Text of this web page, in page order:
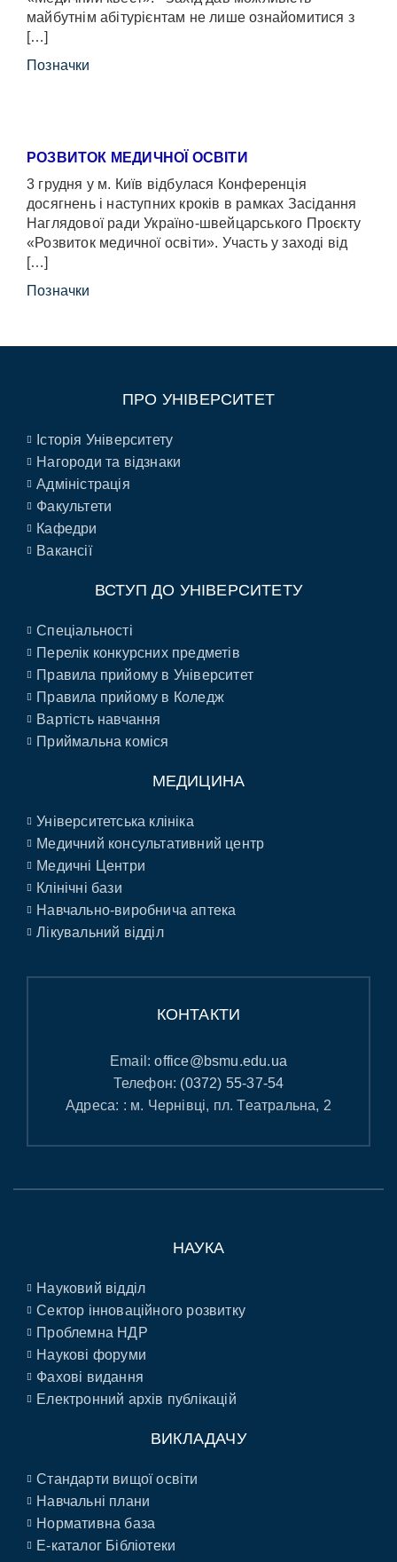
майбутнім абітурієнтам не лише ознайомитися з
[…]
Позначки
РОЗВИТОК МЕДИЧНОЇ ОСВІТИ
3 грудня у м. Київ відбулася Конференція
досягнень і наступних кроків в рамках Засідання
Наглядової ради Україно-швейцарського Проєкту
«Розвиток медичної освіти». Участь у заході від
[…]
Позначки
ПРО УНІВЕРСИТЕТ
Історія Університету
Нагороди та відзнаки
Адміністрація
Факультети
Кафедри
Вакансії
ВСТУП ДО УНІВЕРСИТЕТУ
Спеціальності
Перелік конкурсних предметів
Правила прийому в Університет
Правила прийому в Коледж
Вартість навчання
Приймальна коміся
МЕДИЦИНА
Університетська клініка
Медичний консультативний центр
Медичні Центри
Клінічні бази
Навчально-виробнича аптека
Лікувальний відділ
КОНТАКТИ
Email:office@bsmu.edu.ua
Телефон: (0372) 55-37-54
Адреса: : м. Чернівці, пл. Театральна, 2
НАУКА
Науковий відділ
Сектор інноваційного розвитку
Проблемна НДР
Наукові форуми
Фахові видання
Електронний архів публікацій
ВИКЛАДАЧУ
Стандарти вищої освіти
Навчальні плани
Нормативна база
E-каталог Бібліотеки